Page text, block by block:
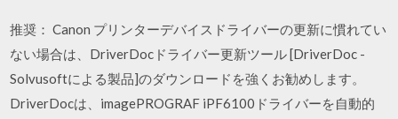
推奨： Canon プリンターデバイスドライバーの更新に慣れてい
ない場合は、DriverDocドライバー更新ツール [DriverDoc -
Solvusoftによる製品]のダウンロードを強くお勧めします。
DriverDocは、imagePROGRAF iPF6100ドライバーを自動的